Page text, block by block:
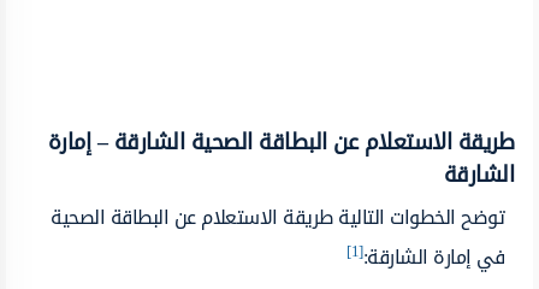
طريقة الاستعلام عن البطاقة الصحية الشارقة – إمارة
الشارقة
توضح الخطوات التالية طريقة الاستعلام عن البطاقة الصحية
في إمارة الشارقة:[1]